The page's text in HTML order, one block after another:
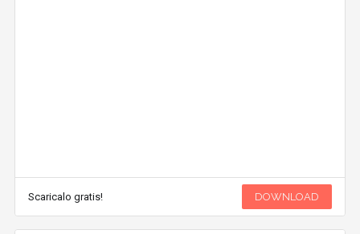
Scaricalo gratis! DOWNLOAD